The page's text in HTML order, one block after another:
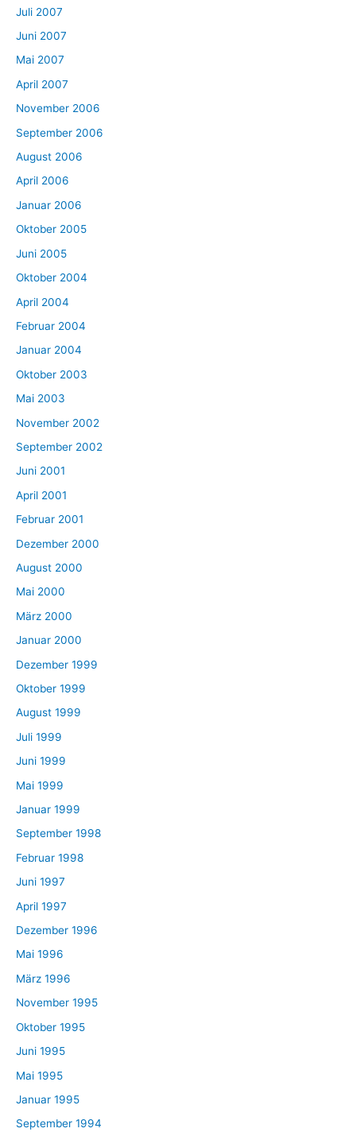
Juli 2007
Juni 2007
Mai 2007
April 2007
November 2006
September 2006
August 2006
April 2006
Januar 2006
Oktober 2005
Juni 2005
Oktober 2004
April 2004
Februar 2004
Januar 2004
Oktober 2003
Mai 2003
November 2002
September 2002
Juni 2001
April 2001
Februar 2001
Dezember 2000
August 2000
Mai 2000
März 2000
Januar 2000
Dezember 1999
Oktober 1999
August 1999
Juli 1999
Juni 1999
Mai 1999
Januar 1999
September 1998
Februar 1998
Juni 1997
April 1997
Dezember 1996
Mai 1996
März 1996
November 1995
Oktober 1995
Juni 1995
Mai 1995
Januar 1995
September 1994